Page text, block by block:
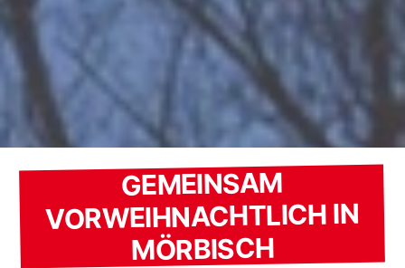
GEMEINSAM
VORWEIHNACHTLICH IN
MÖRBISCH